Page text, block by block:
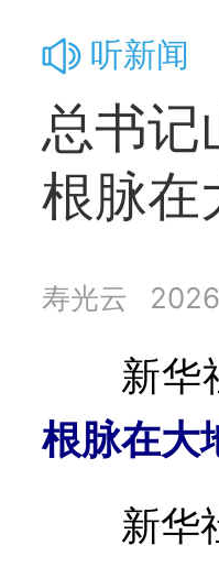
听新闻
总书记
根脉在
寿光云
新华
根脉在大
新华